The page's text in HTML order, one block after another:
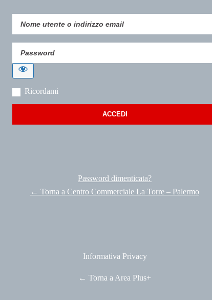
Ricordami
Password dimenticata?
← Torna a Centro Commerciale La Torre – Palermo
Informativa Privacy
← Torna a Area Plus+